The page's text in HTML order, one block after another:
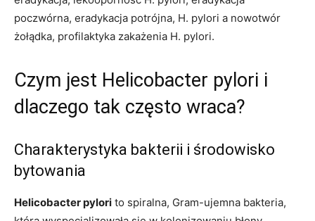
poczwórna, eradykacja potrójna, H. pylori a nowotwór
żołądka, profilaktyka zakażenia H. pylori.
Czym jest Helicobacter pylori i
dlaczego tak często wraca?
Charakterystyka bakterii i środowisko
bytowania
Helicobacter pylori to spiralna, Gram-ujemna bakteria,